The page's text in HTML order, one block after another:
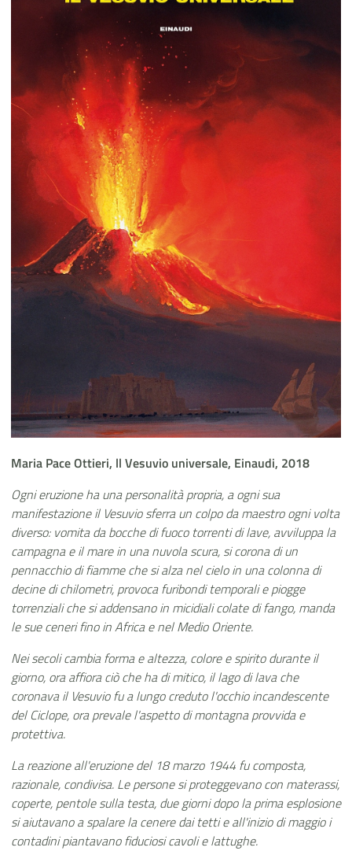
Maria Pace Ottieri, ll Vesuvio universale, Einaudi, 2018
Ogni eruzione ha una personalità propria, a ogni sua
manifestazione il Vesuvio sferra un colpo da maestro ogni volta
diverso: vomita da bocche di fuoco torrenti di lave, avviluppa la
campagna e il mare in una nuvola scura, si corona di un
pennacchio di fiamme che si alza nel cielo in una colonna di
decine di chilometri, provoca furibondi temporali e piogge
torrenziali che si addensano in micidiali colate di fango, manda
le sue ceneri fino in Africa e nel Medio Oriente.
Nei secoli cambia forma e altezza, colore e spirito durante il
giorno, ora affiora ciò che ha di mitico, il lago di lava che
coronava il Vesuvio fu a lungo creduto l'occhio incandescente
del Ciclope, ora prevale l'aspetto di montagna provvida e
protettiva.
La reazione all'eruzione del 18 marzo 1944 fu composta,
razionale, condivisa. Le persone si proteggevano con materassi,
coperte, pentole sulla testa, due giorni dopo la prima esplosione
si aiutavano a spalare la cenere dai tetti e all'inizio di maggio i
contadini piantavano fiduciosi cavoli e lattughe.